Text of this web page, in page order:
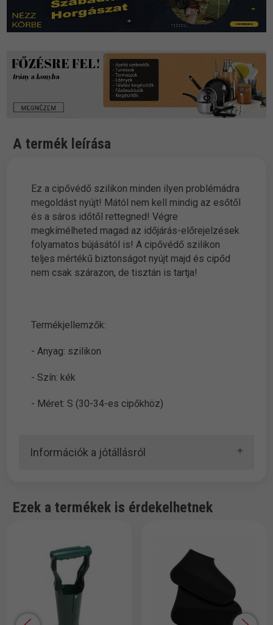
A termék leírása
Ez a cipővédő szilikon minden ilyen problémádra
megoldást nyújt! Mától nem kell mindig az esőtől
és a sáros időtől rettegned! Végre
megkímélheted magad az időjárás-előrejelzések
folyamatos bújásától is! A cipővédő szilikon
teljes mértékű biztonságot nyújt majd és cipőd
nem csak szárazon, de tisztán is tartja!
Termékjellemzők:
- Anyag: szilikon
- Szín: kék
- Méret: S (30-34-es cipőkhöz)
Információk a jótállásról
Ezek a termékek is érdekelhetnek